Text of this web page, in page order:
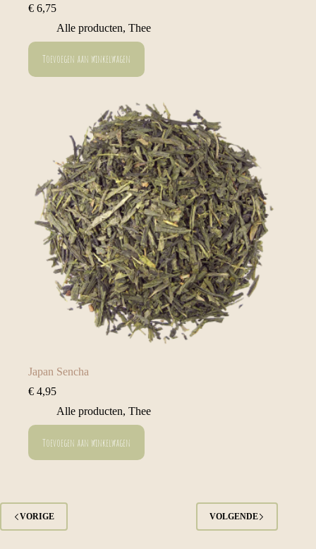
€ 6,75
Alle producten, Thee
Toevoegen aan winkelwagen
Japan Sencha
€ 4,95
Alle producten, Thee
Toevoegen aan winkelwagen
VORIGE VOLGENDE